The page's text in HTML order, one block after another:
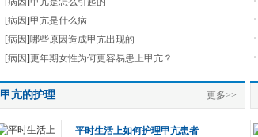
[病因]甲亢是什么病
[病因]哪些原因造成甲亢出现的
[病因]更年期女性为何更容易患上甲亢？
甲亢的护理 更多>>
平时生活上如何护理甲亢患者